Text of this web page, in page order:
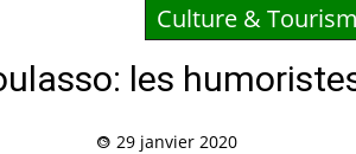
Culture &
les
29 janvier 2020